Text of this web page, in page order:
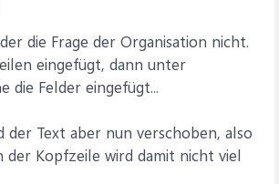
die Frage der Organisation nicht.
eingefügt, dann unter
die Felder eingefügt...
der Text aber nun verschoben, also
der Kopfzeile wird damit nicht viel